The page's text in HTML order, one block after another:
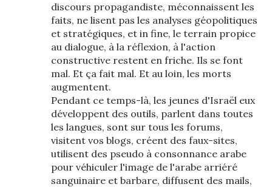
discours propagandiste, méconnaissent les
faits, ne lisent pas les analyses géopolitiques
et stratégiques, et in fine, le terrain propice
au dialogue, à la réflexion, à l'action
constructive restent en friche. Ils se font
mal. Et ça fait mal. Et au loin, les morts
augmentent.
Pendant ce temps-là, les jeunes d'Israël eux
développent des outils, parlent dans toutes
les langues, sont sur tous les forums,
visitent vos blogs, créent des faux-sites,
utilisent des pseudo à consonnance arabe
pour véhiculer l'image de l'arabe arriéré
sanguinaire et barbare, diffusent des mails,